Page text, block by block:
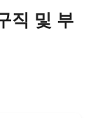
직 및 부